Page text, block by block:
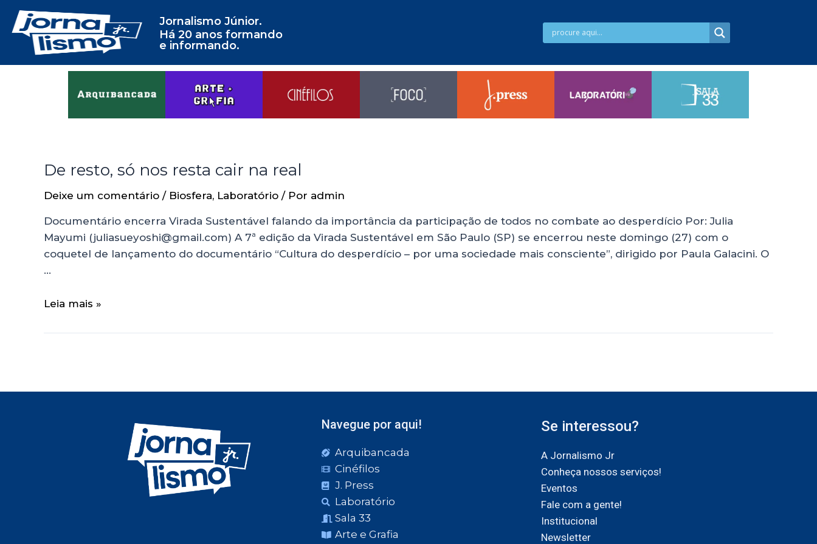
Jornalismo Júnior.
Há 20 anos formando
e informando.
De resto, só nos resta cair na real
Deixe um comentário / Biosfera, Laboratório / Por admin
Documentário encerra Virada Sustentável falando da importância da participação de todos no combate ao desperdício Por: Julia
Mayumi (juliasueyoshi@gmail.com) A 7ª edição da Virada Sustentável em São Paulo (SP) se encerrou neste domingo (27) com o
coquetel de lançamento do documentário “Cultura do desperdício – por uma sociedade mais consciente”, dirigido por Paula Galacini. O
…
Leia mais »
Navegue por aqui!
Arquibancada
Cinéfilos
J. Press
Laboratório
Sala 33
Arte e Grafia
Se interessou?
A Jornalismo Jr
Conheça nossos serviços!
Eventos
Fale com a gente!
Institucional
Newsletter